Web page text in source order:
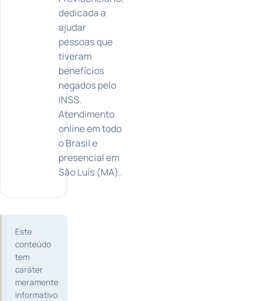
dedicada a
ajudar
pessoas que
tiveram
benefícios
negados pelo
INSS.
Atendimento
online em todo
o Brasil e
presencial em
São Luís (MA).
Este
conteúdo
tem
caráter
meramente
informativo